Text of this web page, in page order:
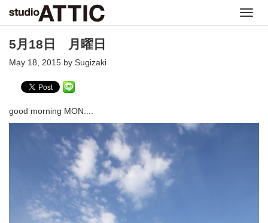
5月18日 月曜日
May 18, 2015 by Sugizaki
good morning MON....